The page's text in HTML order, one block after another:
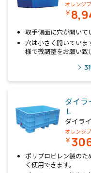
オレンジ
￥
取手側面に穴が開いて
穴は小さく開いていま
様で微調整をお願い致
3
ダイ
Ｌ
ダイラ
オレンジ
￥
ポリプロピレン製のた
く使用できます。